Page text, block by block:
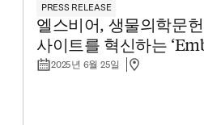
PRESS RELEASE
엘스비어, 생물의학문
사이트를 혁신하는
2025년 6월 25일